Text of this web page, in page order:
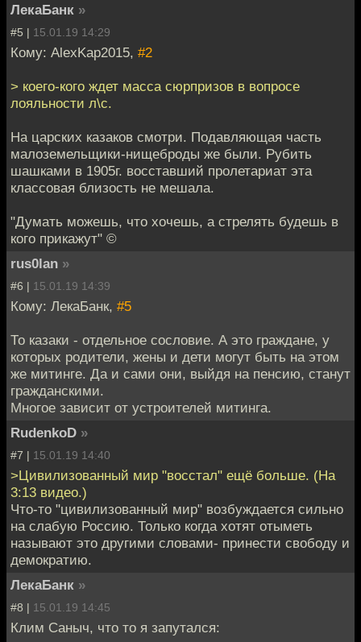
ЛекаБанк »
#5 | 15.01.19 14:29
Кому: AlexKap2015, #2
> коего-кого ждет масса сюрпризов в вопросе
лояльности л\с.
На царских казаков смотри. Подавляющая часть
малоземельщики-нищеброды же были. Рубить
шашками в 1905г. восставший пролетариат эта
классовая близость не мешала.
"Думать можешь, что хочешь, а стрелять будешь в
кого прикажут" ©
rus0lan »
#6 | 15.01.19 14:39
Кому: ЛекаБанк, #5
То казаки - отдельное сословие. А это граждане, у
которых родители, жены и дети могут быть на этом
же митинге. Да и сами они, выйдя на пенсию, станут
гражданскими.
Многое зависит от устроителей митинга.
RudenkoD »
#7 | 15.01.19 14:40
>Цивилизованный мир "восстал" ещё больше. (На
3:13 видео.)
Что-то "цивилизованный мир" возбуждается сильно
на слабую Россию. Только когда хотят отыметь
называют это другими словами- принести свободу и
демократию.
ЛекаБанк »
#8 | 15.01.19 14:45
Клим Саныч, что то я запутался: